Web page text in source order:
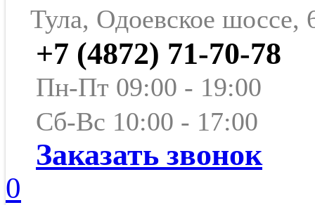
Тула, Одоевское шоссе,
+7 (4872) 71-70-78
Пн-Пт 09:00 - 19:00
Сб-Вс 10:00 - 17:00
Заказать звонок
0